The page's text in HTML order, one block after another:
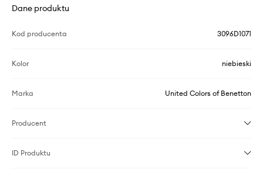
Dane produktu
Kod producenta 3096D1071
Kolor niebieski
Marka United Colors of Benetton
Producent
ID Produktu